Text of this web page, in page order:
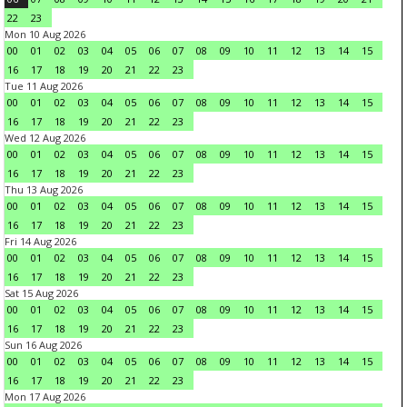
22
23
Mon 10 Aug 2026
00
01 02 03 04 05 06 07 08 09 10 11 12 13 14
15
16
17 18 19 20 21 22
23
Tue 11 Aug 2026
00
01 02 03 04 05 06 07 08 09 10 11 12 13 14
15
16
17 18 19 20 21 22
23
Wed 12 Aug 2026
00
01 02 03 04 05 06 07 08 09 10 11 12 13 14
15
16
17 18 19 20 21 22
23
Thu 13 Aug 2026
00
01 02 03 04 05 06 07 08 09 10 11 12 13 14
15
16
17 18 19 20 21 22
23
Fri 14 Aug 2026
00
01 02 03 04 05 06 07 08 09 10 11 12 13 14
15
16
17 18 19 20 21 22
23
Sat 15 Aug 2026
00
01 02 03 04 05 06 07 08 09 10 11 12 13 14
15
16
17 18 19 20 21 22
23
Sun 16 Aug 2026
00
01 02 03 04 05 06 07 08 09 10 11 12 13 14
15
16
17 18 19 20 21 22
23
Mon 17 Aug 2026